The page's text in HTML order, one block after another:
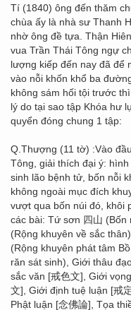
Tí (1840) ông đến thăm
chùa ấy là nhà sư Thanh
nhờ ông đề tựa. Thận
vua Trần Thái Tông ngự
lượng kiếp đến nay đã để
vào nỗi khốn khổ ba
không sám hối tội trước
lý do tại sao tập Khóa hư
quyển đóng chung 1 tập:
Q.Thượng (11 tờ) :Vào
Tông, giải thích đại ý:
sinh lão bệnh tử, bốn nỗi
không ngoài mục đích
vượt qua bốn núi đó, khôi
các bài: Tứ sơn 四山 (Bốn
(Rộng khuyên về sắc
(Rộng khuyên phát tâm
răn sát sinh), Giới thâu
sắc văn [戒色文], Giới
文], Giới định tuệ luận [戒
Phật luận [念佛論], Tọa